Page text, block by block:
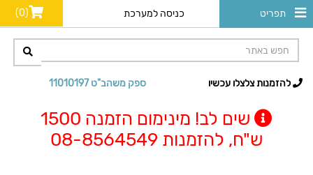
תפריט כניסה למערכת (0)
ספק משהב"ט 11010197 להזמנות צלצלו עכשיו
שים לב! מינימום הזמנה 1500
ש"ח, להזמנות 08-8564549